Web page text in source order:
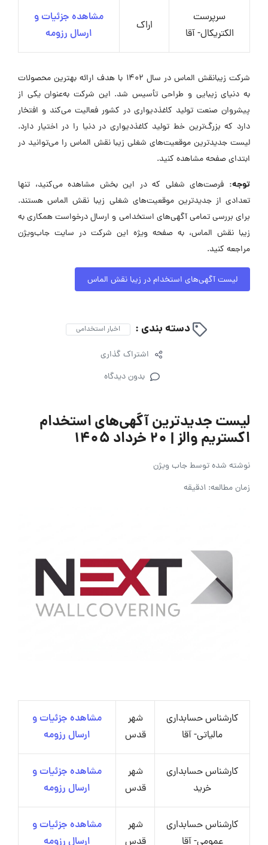
سرپرست
الکتریکال- آقا
اراک
مشاهده جزئیات و
ارسال رزومه
شرکت زیبانقش الماس در سال ۱۴۰۲ با هدف ارائه بهترین محصولات
به دنیای زیبایی و طراحی تأسیس شد. این شرکت به‌عنوان یکی از
پیشروان صنعت تولید کاغذدیواری در کشور فعالیت می‌کند و افتخار
دارد که بزرگ‌ترین خط تولید کاغذدیواری در دنیا را در اختیار دارد.
لیست جدیدترین موقعیت‌های شغلی زیبا نقش الماس را می‌توانید در
ابتدای صفحه مشاهده کنید.
توجه: فرصت‌های شغلی که در این بخش مشاهده می‌کنید، تنها
تعدادی از جدیدترین موقعیت‌های شغلی زیبا نقش الماس هستند.
برای بررسی تمامی آگهی‌های استخدامی و ارسال درخواست همکاری به
زیبا نقش الماس، به صفحه ویژه این شرکت در سایت جاب‌ویژن
مراجعه کنید.
لیست آگهی‌های استخدام در زیبا نقش الماس
دسته بندی : اخبار استخدامی
اشتراک گذاری
بدون دیدگاه
لیست جدیدترین آگهی‌های استخدام
اکستریم والز | ۲۰ خرداد ۱۴۰۵
نوشته شده توسطجاب ویژن
زمان مطالعه: 1دقیقه
کارشناس حسابداری
مالیاتی- آقا
شهر
قدس
مشاهده جزئیات و
ارسال رزومه
کارشناس حسابداری
خرید
شهر
قدس
مشاهده جزئیات و
ارسال رزومه
کارشناس حسابداری
شهر
مشاهده جزئیات و